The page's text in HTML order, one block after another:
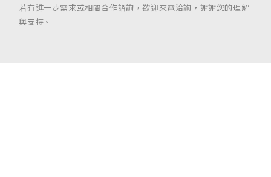
若有進一步需求或相關合作諮詢，歡迎來電洽詢，謝謝您的理解
與支持。